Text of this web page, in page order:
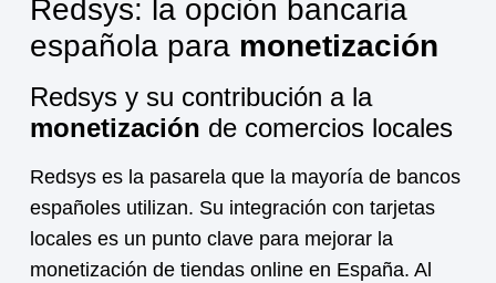
Redsys: la opción bancaria
española para monetización
Redsys y su contribución a la
monetización de comercios locales
Redsys es la pasarela que la mayoría de bancos
españoles utilizan. Su integración con tarjetas
locales es un punto clave para mejorar la
monetización de tiendas online en España. Al